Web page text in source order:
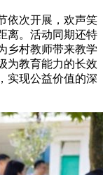
依次开展，欢声笑
离。活动同期还特
乡村教师带来教学
为教育能力的长效
实现公益价值的深